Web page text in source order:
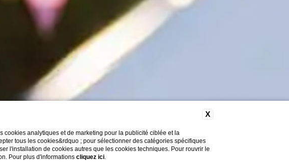
X
cookies analytiques et de marketing pour la publicité ciblée et la
tous les cookies&rdquo ; pour sélectionner des catégories spécifiques
l'installation de cookies autres que les cookies techniques. Pour rouvrir le
Pour plus d'informationscliquez ici.